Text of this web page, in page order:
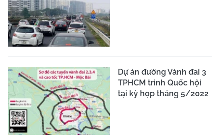
Dự án đường Vành đai 3
TPHCM trình Quốc hội
tại kỳ họp tháng 5/2022